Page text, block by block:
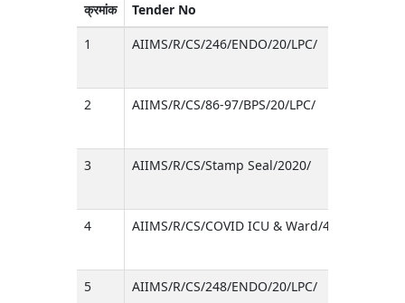
क्रमांक
Tender No
1
AIIMS/R/CS/246/ENDO/20/LPC/
2 AIIMS/R/CS/86-97/BPS/20/LPC/
3 AIIMS/R/CS/Stamp Seal/2020/
4 AIIMS/R/CS/COVID ICU & Ward/43/20/LPC
5 AIIMS/R/CS/248/ENDO/20/LPC/